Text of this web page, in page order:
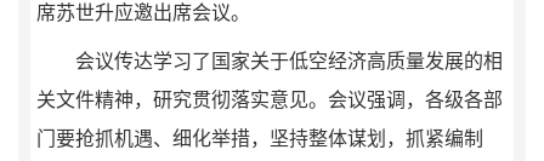
席苏世升应邀出席会议。
会议传达学习了国家关于低空经济高质量发展的相
关文件精神，研究贯彻落实意见。会议强调，各级各部
门要抢抓机遇、细化举措，坚持整体谋划，抓紧编制